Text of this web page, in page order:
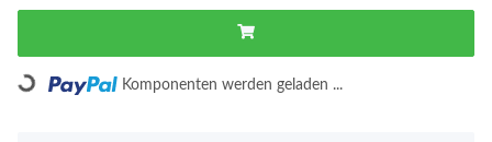
Loading... Komponenten werden geladen ...